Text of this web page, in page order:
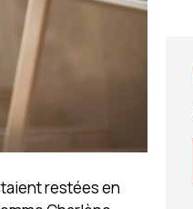
restées en